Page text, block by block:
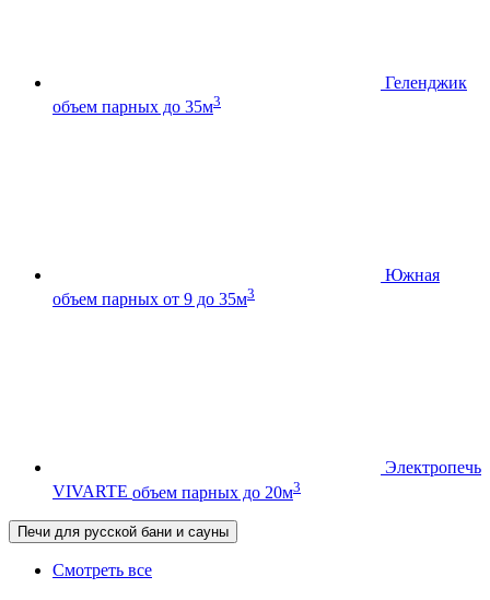
Геленджик
объем парных до 35м3
Южная
объем парных от 9 до 35м3
Электропечь
VIVARTE объем парных до 20м3
Печи для русской бани и сауны
Смотреть все